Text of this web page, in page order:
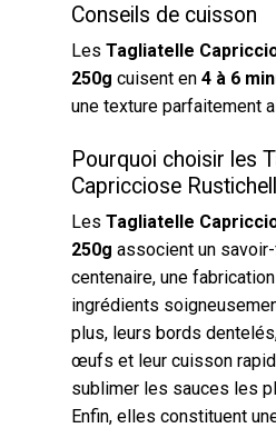
Conseils de cuisson
Les Tagliatelle
250g cuisent en 4 à 6
une texture parfaitement
Pourquoi choisir les
Capricciose
Les Tagliatelle
250g associent un
centenaire, une
ingrédients
plus, leurs bords
œufs et leur cuisson
sublimer les sauces les
Enfin, elles constituent